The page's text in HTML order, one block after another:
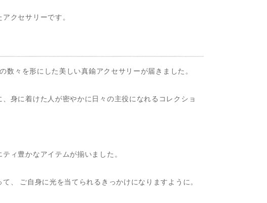
クセサリーです。
数々を形にした美しい真鍮アクセサリーが届きました。
身に着けた人が密やかに日々の主役になれるコレクショ
ィ豊かなアイテムが揃いました。
、 ご自身に光を当てられるきっかけになりますように。